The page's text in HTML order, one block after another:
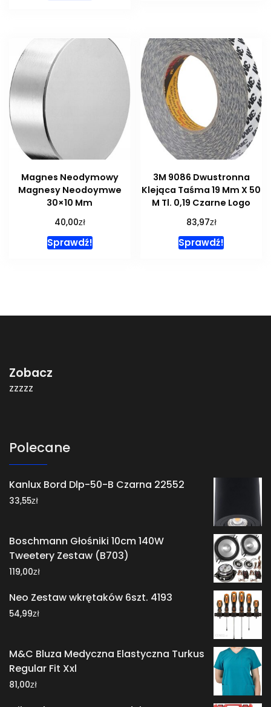
Magnes Neodymowy
Magnesy Neodoymwe
30×10 Mm
40,00zł
Sprawdź!
3M 9086 Dwustronna
Klejąca Taśma 19 Mm X 50
M Tl. 0,19 Czarne Logo
83,97zł
Sprawdź!
Zobacz
zzzzz
Polecane
Kanlux Bord Dlp-50-B Czarna 22552
33,55zł
Boschmann Głośniki 10cm 140W
Tweetery Zestaw (B703)
119,00zł
Neo Zestaw wkrętaków 6szt. 4193
54,99zł
M&C Bluza Medyczna Elastyczna Turkus
Regular Fit Xxl
81,00zł